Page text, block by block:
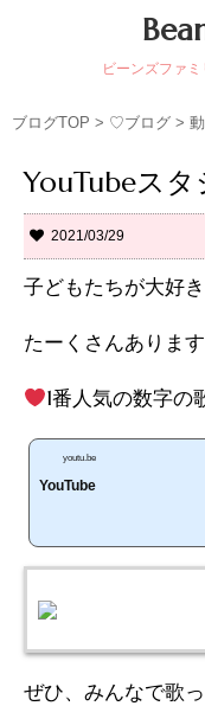
ビーンズファ
ブログTOP > ♡ブログ >
YouTubeスタ
2021/03/29
子どもたちが大好
たーくさんありま
1番人気の数字の
youtu.be
YouTube
ぜひ、みんなで歌